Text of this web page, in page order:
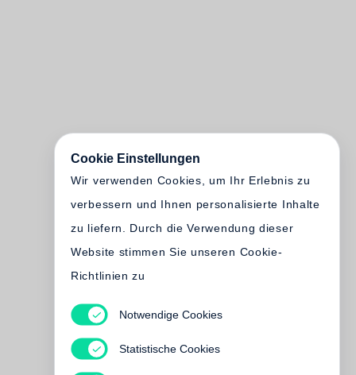
Cookie Einstellungen
Wir verwenden Cookies, um Ihr Erlebnis zu
verbessern und Ihnen personalisierte Inhalte
zu liefern. Durch die Verwendung dieser
Website stimmen Sie unseren Cookie-
Richtlinien zu
Notwendige Cookies
Statistische Cookies